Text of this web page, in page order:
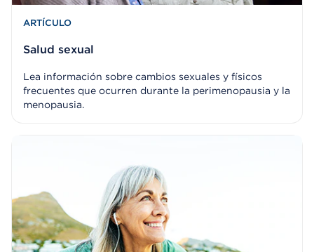
ARTÍCULO
Salud sexual
Lea información sobre cambios sexuales y físicos
frecuentes que ocurren durante la perimenopausia y la
menopausia.